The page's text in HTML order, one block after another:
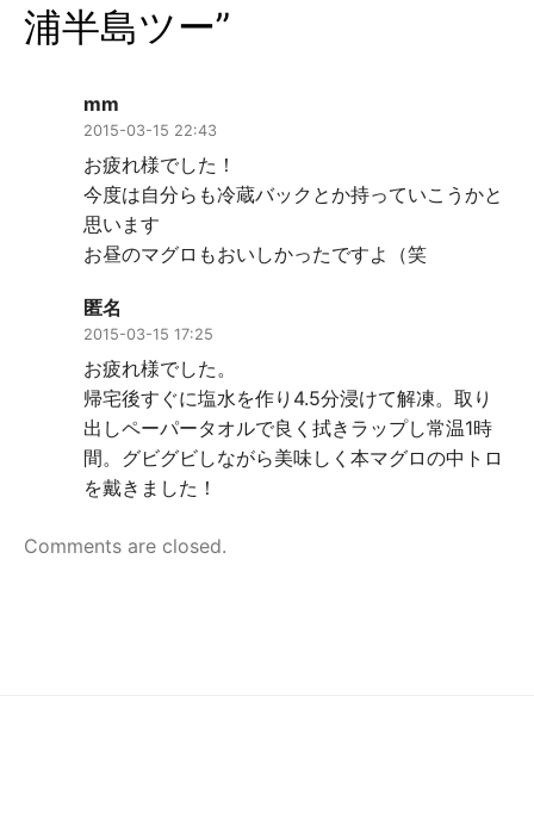
ョ
浦半島ツー”
mm
2015-03-15 22:43
お疲れ様でした！
今度は自分らも冷蔵バックとか持っていこうかと
思います
お昼のマグロもおいしかったですよ（笑
匿名
2015-03-15 17:25
お疲れ様でした。
帰宅後すぐに塩水を作り4.5分浸けて解凍。取り
出しペーパータオルで良く拭きラップし常温1時
間。グビグビしながら美味しく本マグロの中トロ
を戴きました！
Comments are closed.